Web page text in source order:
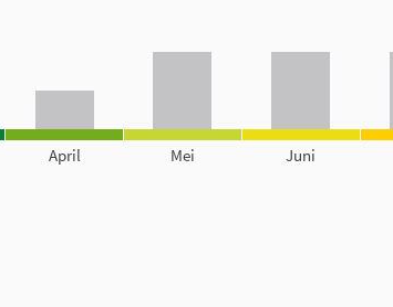
April Mei Juni